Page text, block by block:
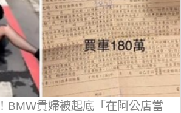
BMW貴婦被起底「在阿公店當